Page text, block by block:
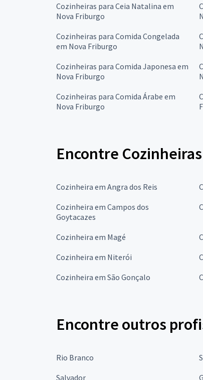
Cozinheiras para Ceia Natalina em
Nova Friburgo
Cozinheiras para Comida Congelada
em Nova Friburgo
Cozinheiras para Comida Japonesa em
Nova Friburgo
Cozinheiras para Comida Árabe em
Nova Friburgo
Encontre
Cozinheira em Angra dos Reis
Cozinheira em Campos dos
Goytacazes
Cozinheira em Magé
Cozinheira em Niterói
Cozinheira em São Gonçalo
Encontre outros
Rio Branco
Salvador